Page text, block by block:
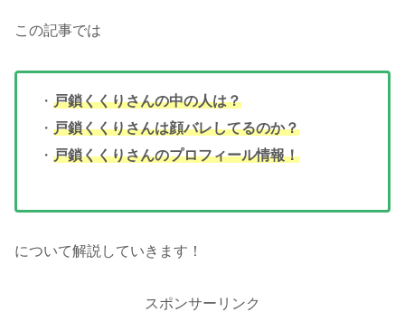
この記事では
・ 戸鎖くくりさんの中の人は？
・ 戸鎖くくりさんは顔バレしてるのか？
・ 戸鎖くくりさんのプロフィール情報！
について解説していきます！
スポンサーリンク